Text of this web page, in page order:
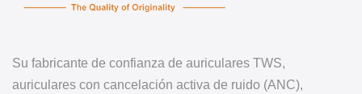
Su fabricante de confianza de auriculares TWS,
auriculares con cancelación activa de ruido (ANC),